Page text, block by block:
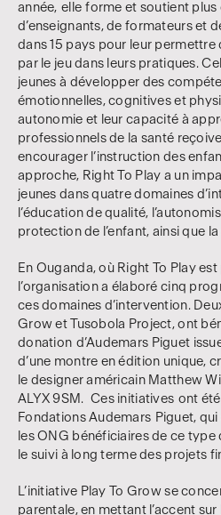
année, elle forme et soutient plus
d’enseignants, de formateurs et
dans 15 pays pour leur permettre
par le jeu dans leurs pratiques.
jeunes à développer des
émotionnelles, cognitives et
autonomie et leur capacité à
professionnels de la santé
encourager l’instruction des
approche, Right To Play a un
jeunes dans quatre domaines
l’éducation de qualité,
protection de l’enfant, ainsi que
En Ouganda, où Right To Play
l’organisation a élaboré cinq
ces domaines d’intervention.
Grow et Tusobola Project, ont
donation d’Audemars Piguet
d’une montre en édition unique,
le designer américain Matthew
ALYX 9SM. Ces initiatives ont
Fondations Audemars Piguet,
les ONG bénéficiaires de ce
le suivi à long terme des projets
L’initiative Play To Grow se
parentale, en mettant l’accent